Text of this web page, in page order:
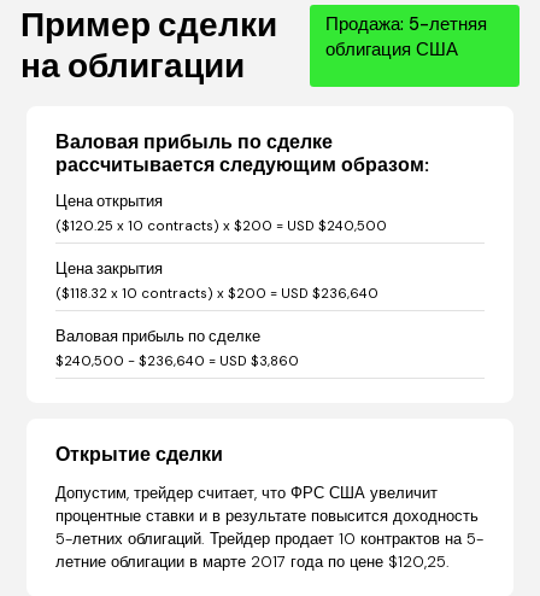
Пример сделки
на облигации
Продажа: 5-летняя
облигация США
Валовая прибыль по сделке
рассчитывается следующим образом:
Цена открытия
($120.25 x 10 contracts) x $200 = USD $240,500
Цена закрытия
($118.32 x 10 contracts) x $200 = USD $236,640
Валовая прибыль по сделке
$240,500 - $236,640 = USD $3,860
Открытие сделки
Допустим, трейдер считает, что ФРС США увеличит
процентные ставки и в результате повысится доходность
5-летних облигаций. Трейдер продает 10 контрактов на 5-
летние облигации в марте 2017 года по цене $120,25.